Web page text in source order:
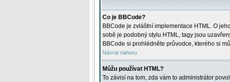
Co je BBCode?
BBCode je zvláštní implementace HTML. O
sobě je podobný stylu HTML, tagy jsou
BBCode si prohlédněte průvodce, kterého si
Návrat nahoru
Můžu používat HTML?
To závisí na tom, zda vám to administrátor